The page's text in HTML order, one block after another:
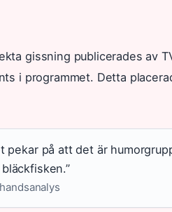
gissning publicerades av
i programmet. Detta
pekar på att det är